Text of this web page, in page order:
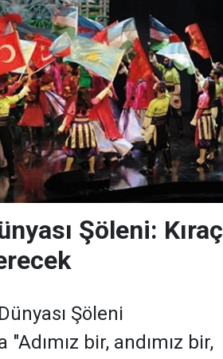
Şöleni: Kıraç
Şöleni
bir, andımız bir,